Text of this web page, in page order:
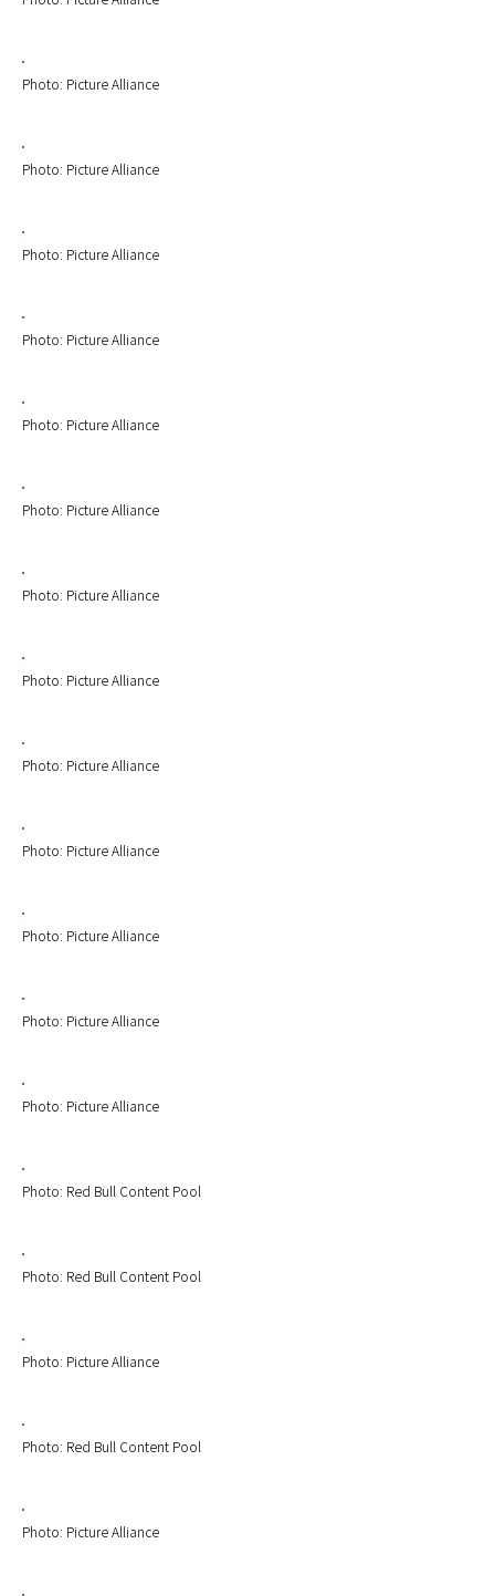
Photo: Picture Alliance
Photo: Picture Alliance
Photo: Picture Alliance
Photo: Picture Alliance
Photo: Picture Alliance
Photo: Picture Alliance
Photo: Picture Alliance
Photo: Picture Alliance
Photo: Picture Alliance
Photo: Picture Alliance
Photo: Picture Alliance
Photo: Picture Alliance
Photo: Picture Alliance
Photo: Red Bull Content Pool
Photo: Red Bull Content Pool
Photo: Picture Alliance
Photo: Red Bull Content Pool
Photo: Picture Alliance